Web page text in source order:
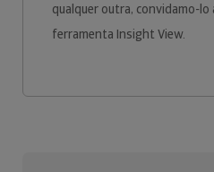
qualquer outra, convidamo-lo
ferramenta Insight View.